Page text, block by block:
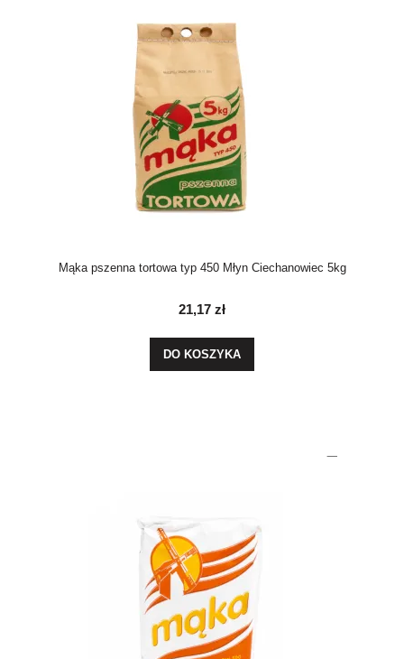
Mąka pszenna tortowa typ 450 Młyn Ciechanowiec 5kg
21,17 zł
DO KOSZYKA